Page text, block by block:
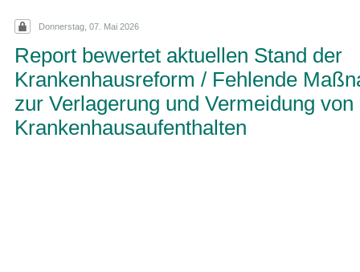
Donnerstag, 07. Mai 2026
Report bewertet aktuellen Stand der
Krankenhausreform / Fehlende
zur Verlagerung und Vermeidung von
Krankenhausaufenthalten